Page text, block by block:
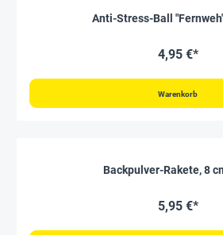
Anti-Stress-Ball
4,95 €*
Warenkorb
Backpulver-Rakete, 8
5,95 €*